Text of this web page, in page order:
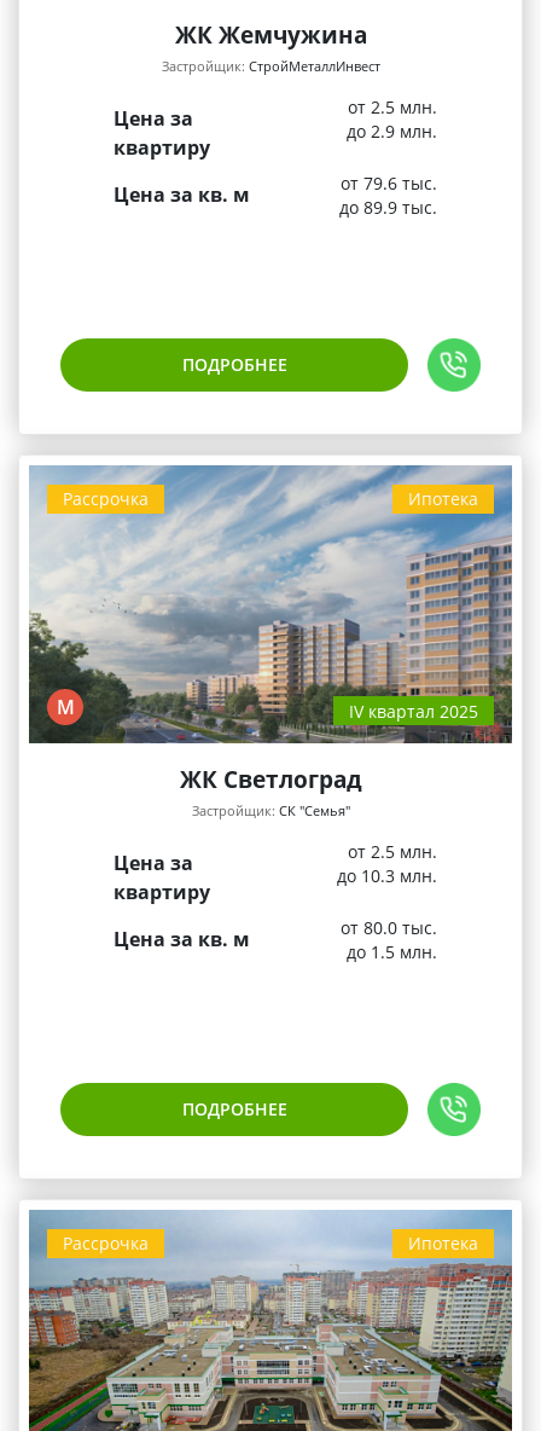
ЖК Жемчужина
Застройщик: СтройМеталлИнвест
Цена за
квартиру
от 2.5 млн.
до 2.9 млн.
Цена за кв. м
от 79.6 тыс.
до 89.9 тыс.
ПОДРОБНЕЕ
Ипотека
Рассрочка
М IV квартал 2025
ЖК Светлоград
Застройщик: СК "Семья"
Цена за
квартиру
от 2.5 млн.
до 10.3 млн.
Цена за кв. м
от 80.0 тыс.
до 1.5 млн.
ПОДРОБНЕЕ
Ипотека
Рассрочка